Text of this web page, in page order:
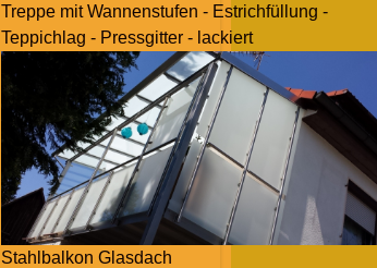
Treppe mit Wannenstufen - Estrichfüllung -
Teppichlag - Pressgitter - lackiert
Stahlbalkon Glasdach